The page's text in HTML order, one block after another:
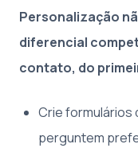
Personalização
diferencial
contato, do
Crie formulários
perguntem